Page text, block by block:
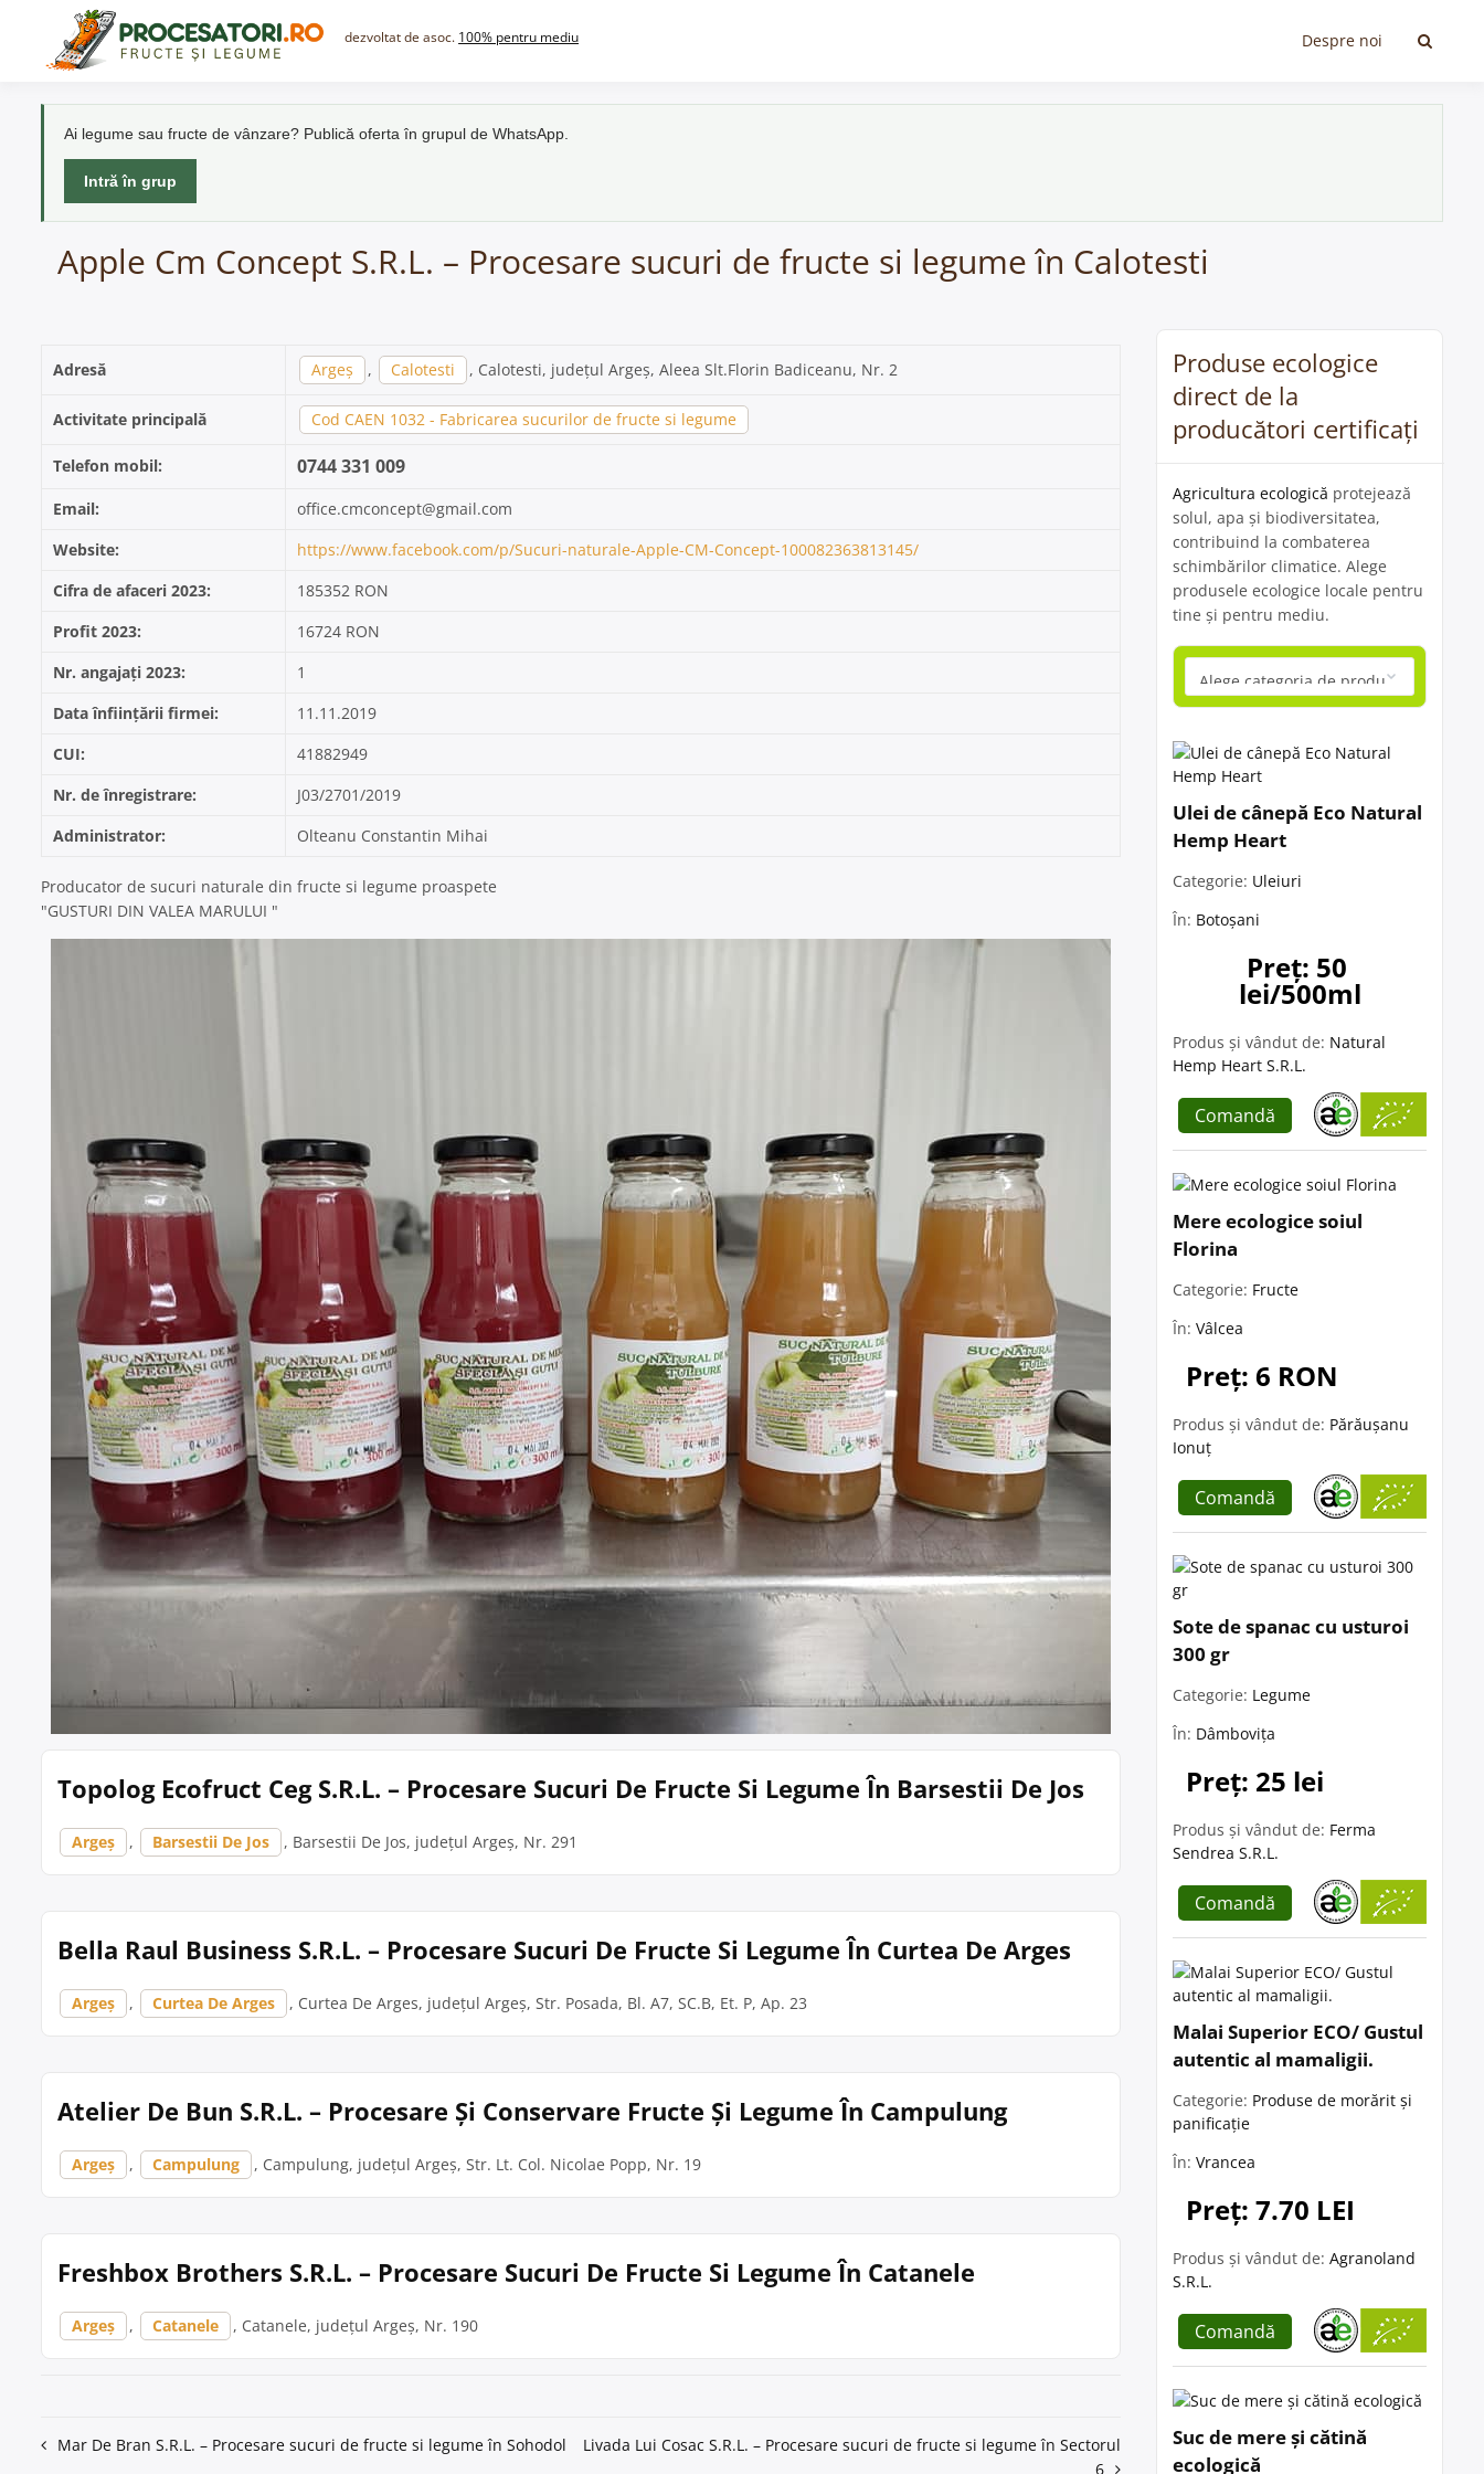
content
dezvoltat de asoc. 100% pentru mediu Despre noi
Ai legume sau fructe de vânzare? Publică oferta în grupul de WhatsApp.
Intră în grup
Apple Cm Concept S.R.L. – Procesare sucuri de fructe si legume în Calotesti
Adresă Argeș , Calotesti , Calotesti, județul Argeș, Aleea Slt.Florin Badiceanu, Nr. 2
Activitate principală Cod CAEN 1032 - Fabricarea sucurilor de fructe si legume
Telefon mobil: 0744 331 009
Email:
office.cmconcept@gmail.com
Website:
https://www.facebook.com/p/Sucuri-naturale-Apple-CM-Concept-100082363813145/
Cifra de afaceri 2023:
185352 RON
Profit 2023:
16724 RON
Nr. angajați 2023:
1
Data înființării firmei:
11.11.2019
CUI:
41882949
Nr. de înregistrare:
J03/2701/2019
Administrator:
Olteanu Constantin Mihai
Producator de sucuri naturale din fructe si legume proaspete
"GUSTURI DIN VALEA MARULUI "
Topolog Ecofruct Ceg S.R.L. – Procesare Sucuri De Fructe Si Legume În Barsestii De Jos
Argeș , Barsestii De Jos , Barsestii De Jos, județul Argeș, Nr. 291
Bella Raul Business S.R.L. – Procesare Sucuri De Fructe Si Legume În Curtea De Arges
Argeș , Curtea De Arges , Curtea De Arges, județul Argeș, Str. Posada, Bl. A7, SC.B, Et. P, Ap. 23
Atelier De Bun S.R.L. – Procesare Și Conservare Fructe Și Legume În Campulung
Argeș , Campulung , Campulung, județul Argeș, Str. Lt. Col. Nicolae Popp, Nr. 19
Freshbox Brothers S.R.L. – Procesare Sucuri De Fructe Si Legume În Catanele
Argeș , Catanele , Catanele, județul Argeș, Nr. 190
Navigare
Mar De Bran S.R.L. – Procesare sucuri de fructe si legume în Sohodol
Livada Lui Cosac S.R.L. – Procesare sucuri de fructe si legume în Sectorul
6
Produse ecologice
direct de la
producători certificați
Agricultura ecologică protejează
solul, apa și biodiversitatea,
contribuind la combaterea
schimbărilor climatice. Alege
produsele ecologice locale pentru
tine și pentru mediu.
Ulei de cânepă Eco Natural
Hemp Heart
Categorie: Uleiuri
În: Botoșani
Preț: 50
lei/500ml
Produs și vândut de: Natural
Hemp Heart S.R.L.
Comandă
Mere ecologice soiul
Florina
Categorie: Fructe
În: Vâlcea
Preț: 6 RON
Produs și vândut de: Părăușanu
Ionuț
Comandă
Sote de spanac cu usturoi
300 gr
Categorie: Legume
În: Dâmbovița
Preț: 25 lei
Produs și vândut de: Ferma
Sendrea S.R.L.
Comandă
Malai Superior ECO/ Gustul
autentic al mamaligii.
Categorie: Produse de morărit și
panificație
În: Vrancea
Preț: 7.70 LEI
Produs și vândut de: Agranoland
S.R.L.
Comandă
Suc de mere și cătină
ecologică